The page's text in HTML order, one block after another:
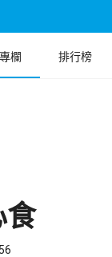
欄 排行榜
食